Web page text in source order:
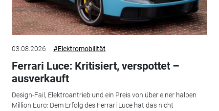
03.08.2026 #Elektromobilität
Ferrari Luce: Kritisiert, verspottet –
ausverkauft
Design-Fail, Elektroantrieb und ein Preis von über einer halben
Million Euro: Dem Erfolg des Ferrari Luce hat das nicht